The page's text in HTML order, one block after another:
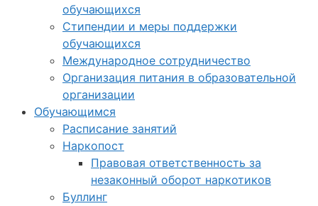
обучающихся
Стипендии и меры поддержки
обучающихся
Международное сотрудничество
Организация питания в образовательной
организации
Обучающимся
Расписание занятий
Наркопост
Правовая ответственность за
незаконный оборот наркотиков
Буллинг